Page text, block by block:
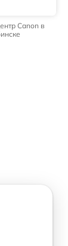
Canon в